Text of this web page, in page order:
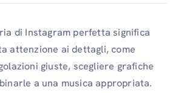
di Instagram perfetta significa
attenzione ai dettagli, come
giuste, scegliere grafiche
a una musica appropriata.